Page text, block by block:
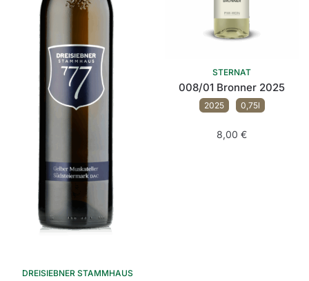
DREISIEBNER STAMMHAUS
STERNAT
008/01 Bronner 2025
2025 0,75l
8,00 €